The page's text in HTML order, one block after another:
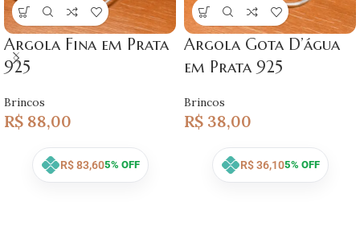
Argola Fina em Prata
925
Brincos
R$ 88,00
R$83,605% OFF
Argola Gota D’água
em Prata 925
Brincos
R$ 38,00
R$36,105% OFF